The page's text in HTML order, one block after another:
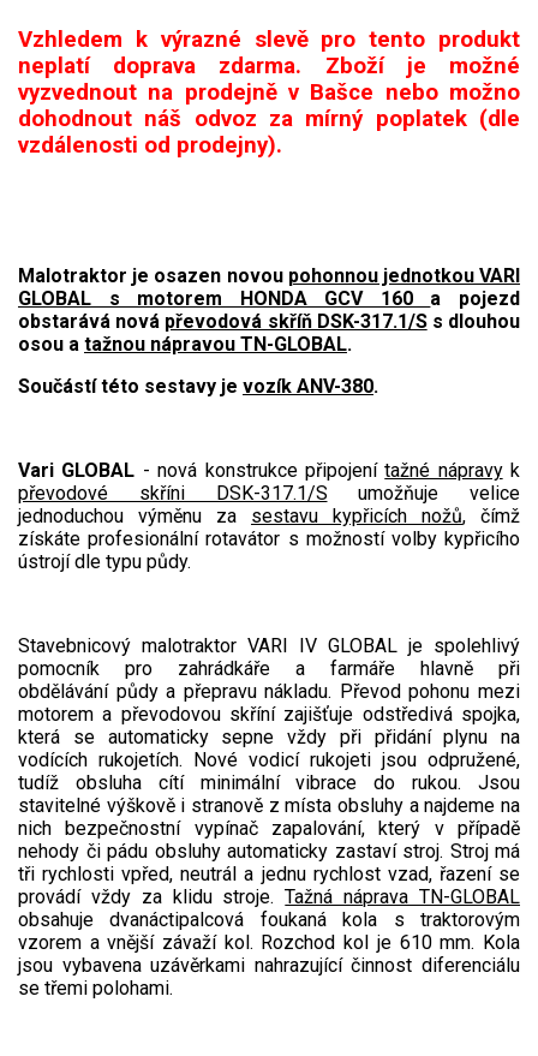
Štípačka na dřevo
VARI
VARI DSK-317
VARI pohonné jednotky
VARI přímo připojitelné stroje
VARI šrotovné a ekodotace
Sněhové frézy
Vertikutátory
Nůžky na živý plot
Vysavače a foukače
Elektrocentrály
Štěpkovače a drtiče
Elektrické skútry
Elektrické tříkolky
Elektrické tříkolky pro seniory
Vzhledem k výrazné slevě pro tento produkt
neplatí doprava zdarma. Zboží je možné
vyzvednout na prodejně v Bašce nebo možno
dohodnout náš odvoz za mírný poplatek (dle
vzdálenosti od prodejny).
Malotraktor je osazen novou pohonnou jednotkou VARI
GLOBAL s motorem HONDA GCV 160 a pojezd
obstarává nová převodová skříň DSK-317.1/Ss dlouhou
osou a tažnou nápravou TN-GLOBAL.
Součástí této sestavy je vozík ANV-380.
Vari GLOBAL - nová konstrukce připojenítažné nápravyk
převodové skříni DSK-317.1/S umožňuje velice
jednoduchou výměnu za sestavu kypřicích nožů, čímž
získáte profesionální rotavátor s možností volby kypřicího
ústrojí dle typu půdy.
Stavebnicový malotraktor VARI IV GLOBAL je spolehlivý
pomocník pro zahrádkáře a farmáře hlavně při
obdělávání půdy a přepravu nákladu. Převod pohonu mezi
motorem a převodovou skříní zajišťuje odstředivá spojka,
která se automaticky sepne vždy při přidání plynu na
vodících rukojetích. Nové vodicí rukojeti jsou odpružené,
tudíž obsluha cítí minimální vibrace do rukou. Jsou
stavitelné výškově i stranově z místa obsluhy a najdeme na
nich bezpečnostní vypínač zapalování, který v případě
nehody či pádu obsluhy automaticky zastaví stroj. Stroj má
tři rychlosti vpřed, neutrál a jednu rychlost vzad, řazení se
provádí vždy za klidu stroje.Tažná náprava TN-GLOBAL
obsahuje dvanáctipalcová foukaná kola s traktorovým
vzorem a vnější závaží kol. Rozchod kol je 610 mm. Kola
jsou vybavena uzávěrkami nahrazující činnost diferenciálu
se třemi polohami.